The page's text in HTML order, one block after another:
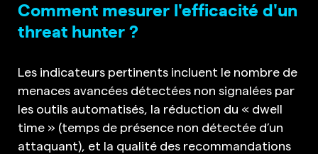
Comment mesurer l'efficacité d'un
threat hunter ?
Les indicateurs pertinents incluent le nombre de
menaces avancées détectées non signalées par
les outils automatisés, la réduction du « dwell
time » (temps de présence non détectée d’un
attaquant), et la qualité des recommandations